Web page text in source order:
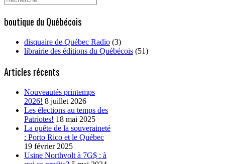
for:
boutique du Québécois
disquaire de Québec Radio (3)
librairie des éditions du Québécois (51)
Articles récents
Nouveautés printemps
2026! 8 juillet 2026
Les élections au temps des
Patriotes! 18 mai 2025
La quête de la souveraineté
: Porto Rico et le Québec
19 février 2025
Usine Northvolt à 7G$ : à